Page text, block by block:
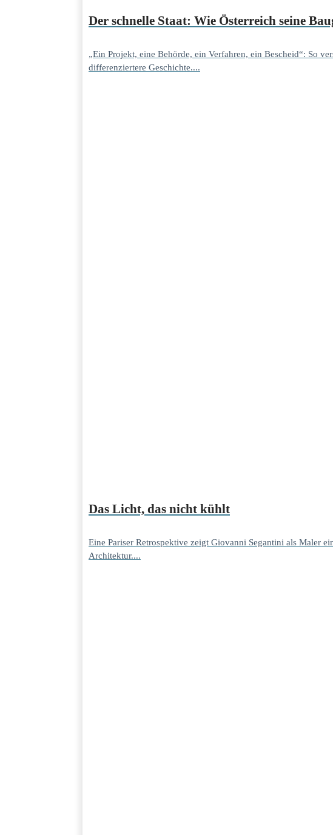
Der schnelle Staat: Wie Österreich seine
„Ein Projekt, eine Behörde, ein Verfahren, ein Bescheid“: So
differenziertere Geschichte....
Das Licht, das nicht kühlt
Eine Pariser Retrospektive zeigt Giovanni Segantini als Maler
Architektur....